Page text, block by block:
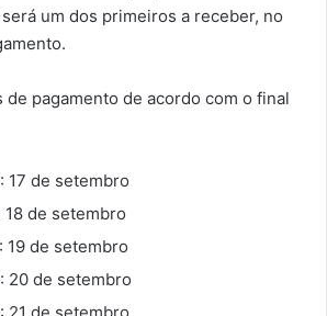
um dos primeiros a receber, no
de pagamento de acordo com o final
: 17 de setembro
18 de setembro
: 19 de setembro
: 20 de setembro